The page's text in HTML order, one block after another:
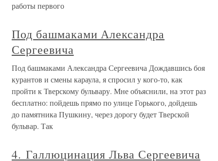
работы первого
Под башмаками Александра
Сергеевича
Под башмаками Александра Сергеевича Дождавшись боя
курантов и смены караула, я спросил у кого-то, как
пройти к Тверскому бульвару. Мне объяснили, на этот раз
бесплатно: пойдешь прямо по улице Горького, дойдешь
до памятника Пушкину, через дорогу будет Тверской
бульвар. Так
4. Галлюцинация Льва Сергеевича